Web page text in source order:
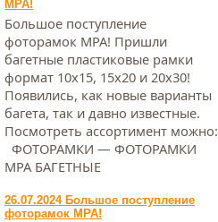
МРА!
Большое поступление
фоторамок МРА! Пришли
багетные пластиковые рамки
формат 10х15, 15х20 и 20х30!
Появились, как новые варианты
багета, так и давно известные.
Посмотреть ассортимент можно:
ФОТОРАМКИ — ФОТОРАМКИ
МРА БАГЕТНЫЕ
26.07.2024 Большое поступление
фоторамок МРА!